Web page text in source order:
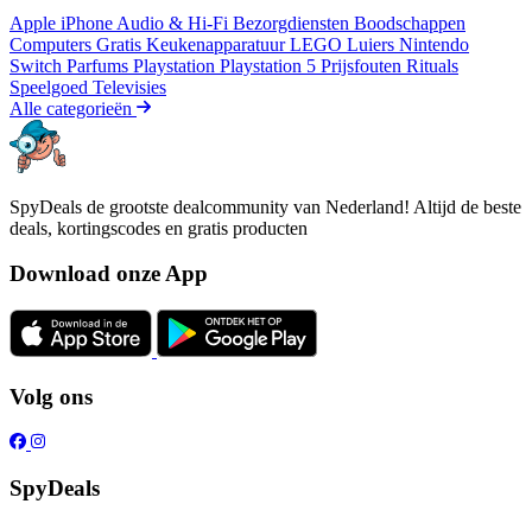
Apple iPhone Audio & Hi-Fi Bezorgdiensten Boodschappen
Computers Gratis KeukenapparatuurLEGO Luiers Nintendo
Switch Parfums Playstation Playstation 5 Prijsfouten Rituals
Speelgoed Televisies
Alle categorieën
SpyDeals de grootste dealcommunity van Nederland! Altijd de beste
deals, kortingscodes en gratis producten
Download onze App
Volg ons
SpyDeals